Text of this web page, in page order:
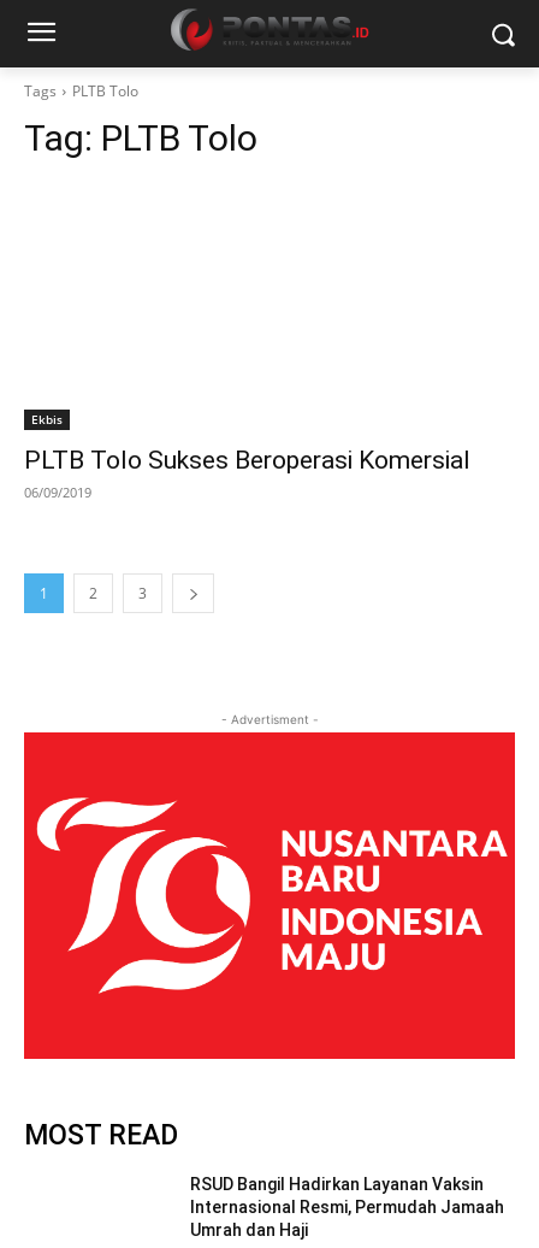
Tags PLTB Tolo
Tag: PLTB Tolo
Ekbis
PLTB Tolo Sukses Beroperasi Komersial
06/09/2019
1 2 3
- Advertisment -
MOST READ
RSUD Bangil Hadirkan Layanan Vaksin
Internasional Resmi, Permudah Jamaah
Umrah dan Haji